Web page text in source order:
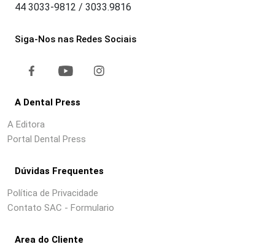
44 3033-9812 / 3033.9816
Siga-Nos nas Redes Sociais
A Dental Press
A Editora
Portal Dental Press
Dúvidas Frequentes
Política de Privacidade
Contato SAC - Formulario
Area do Cliente